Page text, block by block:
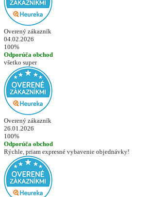
Overený zákazník
04.02.2026
100%
Odporúča obchod
všetko super
Overený zákazník
26.01.2026
100%
Odporúča obchod
Rýchle, priam expresné vybavenie objednávky!